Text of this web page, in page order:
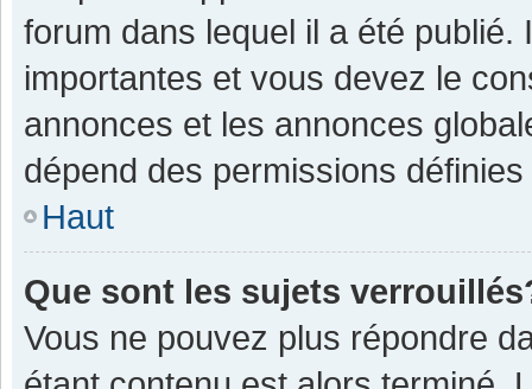
forum dans lequel il a été
importantes et vous devez le
annonces et les annonces
dépend des permissions définies
Haut
Que sont les sujets
Vous ne pouvez plus répondre